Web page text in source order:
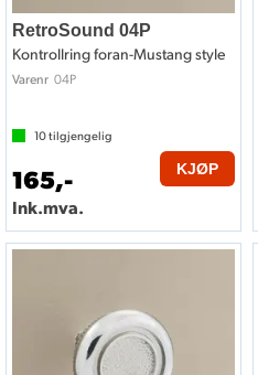
RetroSound 04P
Kontrollring foran-Mustang style
Varenr 04P
10tilgjengelig
165,-
Ink.mva.
KJØP